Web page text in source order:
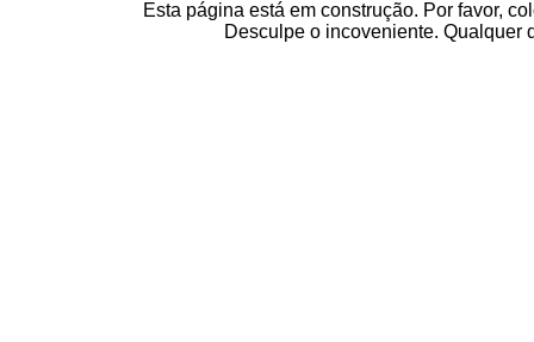
Esta página está em construção. Por favor,
Desculpe o incoveniente. Qualquer